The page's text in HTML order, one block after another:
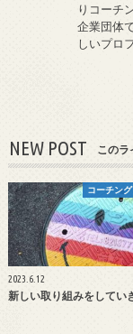
りコーチ
企業団体
しいプロ
NEW POST このラ
コーチン
2023.6.12
新しい取り組みをしてい